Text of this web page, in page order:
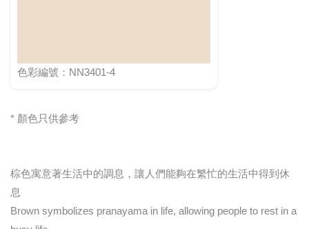
色彩編號：NN3401-4
* 顏色只供參考
棕色寓意著生活中的調息，讓人們能夠在繁忙的生活中得到休
息
Brown symbolizes pranayama in life, allowing people to rest in a